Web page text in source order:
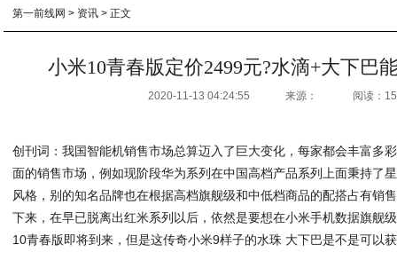
第一前线网 > 资讯 > 正文
小米10青春版定价2499元?水滴+大下巴
2020-11-13 04:24:55 来源： 阅读：
创刊词：我国智能机销售市场总算迈入了巨大变化，每家都会丰富多
面的销售市场，例如现阶段华为系列在中国高档产品系列上面秉持了
风格，别的知名品牌也在根据高档旗舰级和中低档商品的配搭占有销
下来，在早已脱离出红米系列以后，依然是要想在小米手机数据旗舰
10青春版即将到来，但是这传奇小米9样子的水珠 大下巴是不是可以